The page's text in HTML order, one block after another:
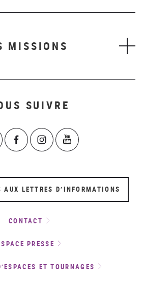
MISSIONS
SUIVRE
LETTRES D’INFORMATIONS
CONTACT
PRESSE
ET TOURNAGES